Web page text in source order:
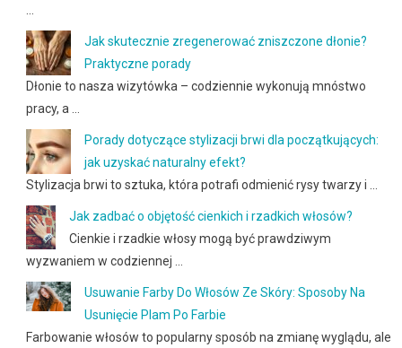
Jak skutecznie zregenerować zniszczone dłonie?
Praktyczne porady
Dłonie to nasza wizytówka – codziennie wykonują mnóstwo
pracy, a …
Porady dotyczące stylizacji brwi dla początkujących:
jak uzyskać naturalny efekt?
Stylizacja brwi to sztuka, która potrafi odmienić rysy twarzy i …
Jak zadbać o objętość cienkich i rzadkich włosów?
Cienkie i rzadkie włosy mogą być prawdziwym
wyzwaniem w codziennej …
Usuwanie Farby Do Włosów Ze Skóry: Sposoby Na
Usunięcie Plam Po Farbie
Farbowanie włosów to popularny sposób na zmianę wyglądu, ale